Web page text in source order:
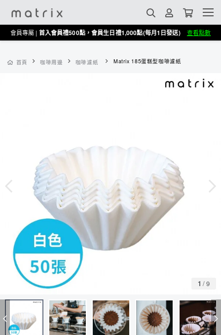
會員專屬 | 首入會員禮500點，會員生日禮1,000點(每月1日發送) 查看點數
首頁 咖啡周邊 咖啡濾紙 Matrix 185蛋糕型咖啡濾紙
1 /9